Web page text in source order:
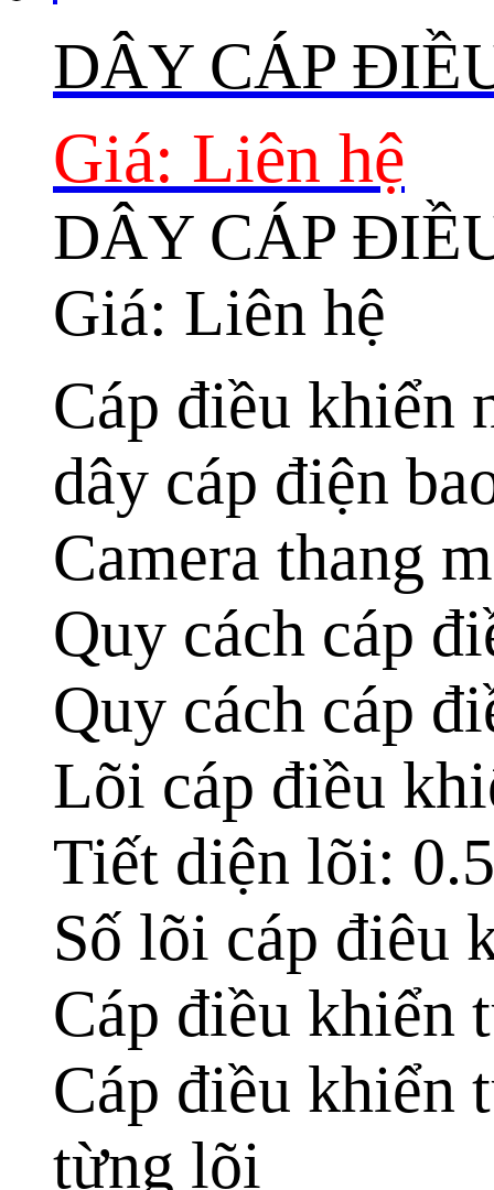
DÂY CÁP
Giá: Liên hệ
DÂY CÁP
Giá: Liên hệ
Cáp điều khiển
dây cáp điện
Camera thang
Quy cách cáp
Quy cách cáp
Lõi cáp điều
Tiết diện lõi:
Số lõi cáp điêu
Cáp điều khiển
Cáp điều khiển
từng lõi